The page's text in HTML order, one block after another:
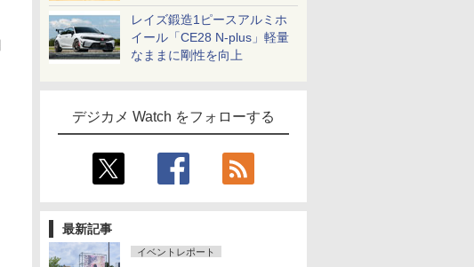
レイズ鍛造1ピースアルミホ
イール「CE28 N-plus」軽量
なままに剛性を向上
デジカメ Watch をフォローする
最新記事
イベントレポート